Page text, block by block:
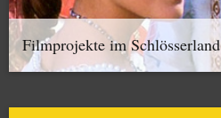
Filmprojekte im Schlösserland